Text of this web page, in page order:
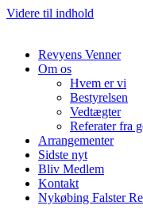
Videre til indhold
Revyens Venner
Om os
Hvem er vi
Bestyrelsen
Vedtægter
Referater fra
Arrangementer
Sidste nyt
Bliv Medlem
Kontakt
Nykøbing Falster